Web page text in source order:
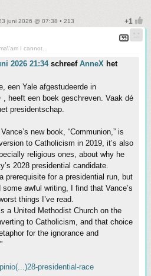
juni 2026 @ 07:38 • 213
I cannot...
2026 21:34schreef AnneX het
een Yale afgestudeerde in
heeft een boek geschreven. Vaak dé
presidentschap.
new book, “Communion,” is
to Catholicism in 2019, it’s also
religious ones, about why he
2028 presidential candidate.
prerequisite for a presidential run, but
awful writing, I find that Vance’s
things I’ve read.
a United Methodist Church on the
to Catholicism, and that choice
for the ignorance and
presidential-race